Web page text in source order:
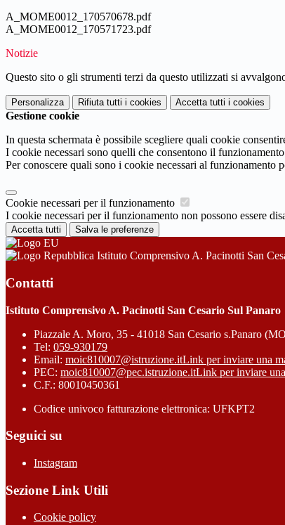
A_MOME0012_170570678.pdf
A_MOME0012_170571723.pdf
Notizie
Questo sito o gli strumenti terzi da questo utilizzati si
Personalizza Rifiuta tutti i cookies Accetta tutti i cookies
Gestione cookie
In questa schermata è possibile scegliere quali cookie
I cookie necessari sono quelli che consentono il
Per conoscere quali sono i cookie necessari al funzionamento
Cookie necessari per il funzionamento
I cookie necessari per il funzionamento non possono essere
Accetta tutti Salva le preferenze
Istituto Comprensivo A. Pacinotti San
Contatti
Istituto Comprensivo A. Pacinotti San Cesario Sul Panaro
Piazzale A. Moro, 35 - 41018 San Cesario s.Panaro
Tel: 059-930179
Email: moic810007@istruzione.itLink per inviare una
PEC: moic810007@pec.istruzione.itLink per inviare
C.F.: 80010450361
Codice univoco fatturazione elettronica: UFKPT2
Seguici su
Instagram
Sezione Link Utili
Cookie policy